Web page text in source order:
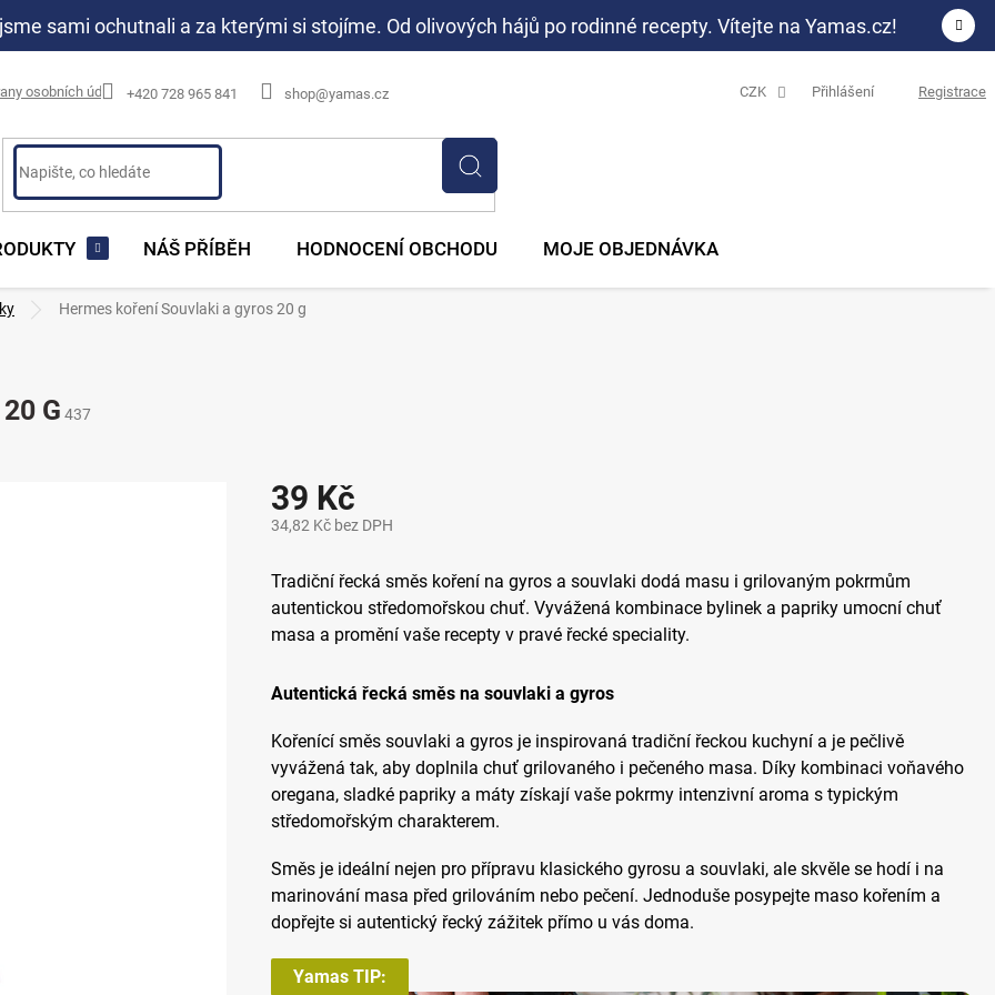
sami ochutnali a za kterými si stojíme. Od olivových hájů po rodinné recepty. Vítejte na Yamas.cz!
+420 728 965 841 shop@yamas.cz
osobních údajů CZK Přihlášení Registrace
NÁŠ PŘÍBĚH HODNOCENÍ OBCHODU MOJE OBJEDNÁVKA
Hermes koření Souvlaki a gyros 20 g
G 437
39 Kč
34,82 Kč bez DPH
cena:
Tradiční řecká směs koření na gyros a souvlaki dodá masu i grilovaným pokrmům
autentickou středomořskou chuť. Vyvážená kombinace bylinek a papriky umocní chuť
masa a promění vaše recepty v pravé řecké speciality.
Autentická řecká směs na souvlaki a gyros
Kořenící směs souvlaki a gyros je inspirovaná tradiční řeckou kuchyní a je pečlivě
vyvážená tak, aby doplnila chuť grilovaného i pečeného masa. Díky kombinaci voňavého
oregana, sladké papriky a máty získají vaše pokrmy intenzivní aroma s typickým
středomořským charakterem.
Směs je ideální nejen pro přípravu klasického gyrosu a souvlaki, ale skvěle se hodí i na
marinování masa před grilováním nebo pečení. Jednoduše posypejte maso kořením a
dopřejte si autentický řecký zážitek přímo u vás doma.
Yamas TIP: